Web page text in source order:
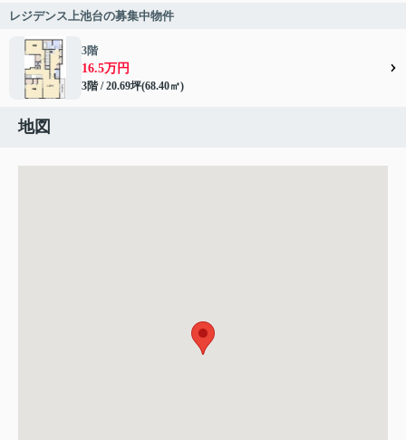
レジデンス上池台の募集中物件
3階
16.5万円
3階 / 20.69坪(68.40㎡)
地図